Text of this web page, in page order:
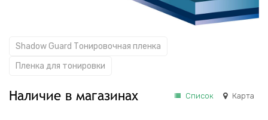
Shadow Guard Тонировочная пленка
Пленка для тонировки
Наличие в магазинах Список Карта